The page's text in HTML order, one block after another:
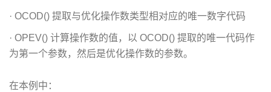
· OCOD() 提取与优化操作数类型相对应的唯一数字代码
· OPEV() 计算操作数的值，以 OCOD() 提取的唯一代码作
为第一个参数，然后是优化操作数的参数。
在本例中：